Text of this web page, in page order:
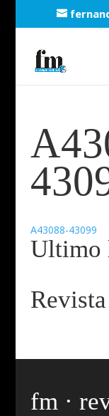
A43088-43099
Ultimo
Revista
fm ·